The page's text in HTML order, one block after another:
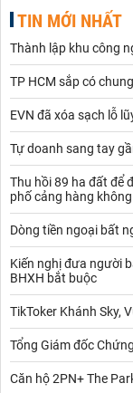
TIN MỚI NHẤT
Thành lập khu công
TP HCM sắp có
EVN đã xóa sạch lỗ
Tự doanh sang tay
Thu hồi 89 ha đất để
phố cảng hàng không
Dòng tiền ngoại bất
Kiến nghị đưa người
BHXH bắt buộc
TikToker Khánh Sky,
Tổng Giám đốc
Căn hộ 2PN+ The